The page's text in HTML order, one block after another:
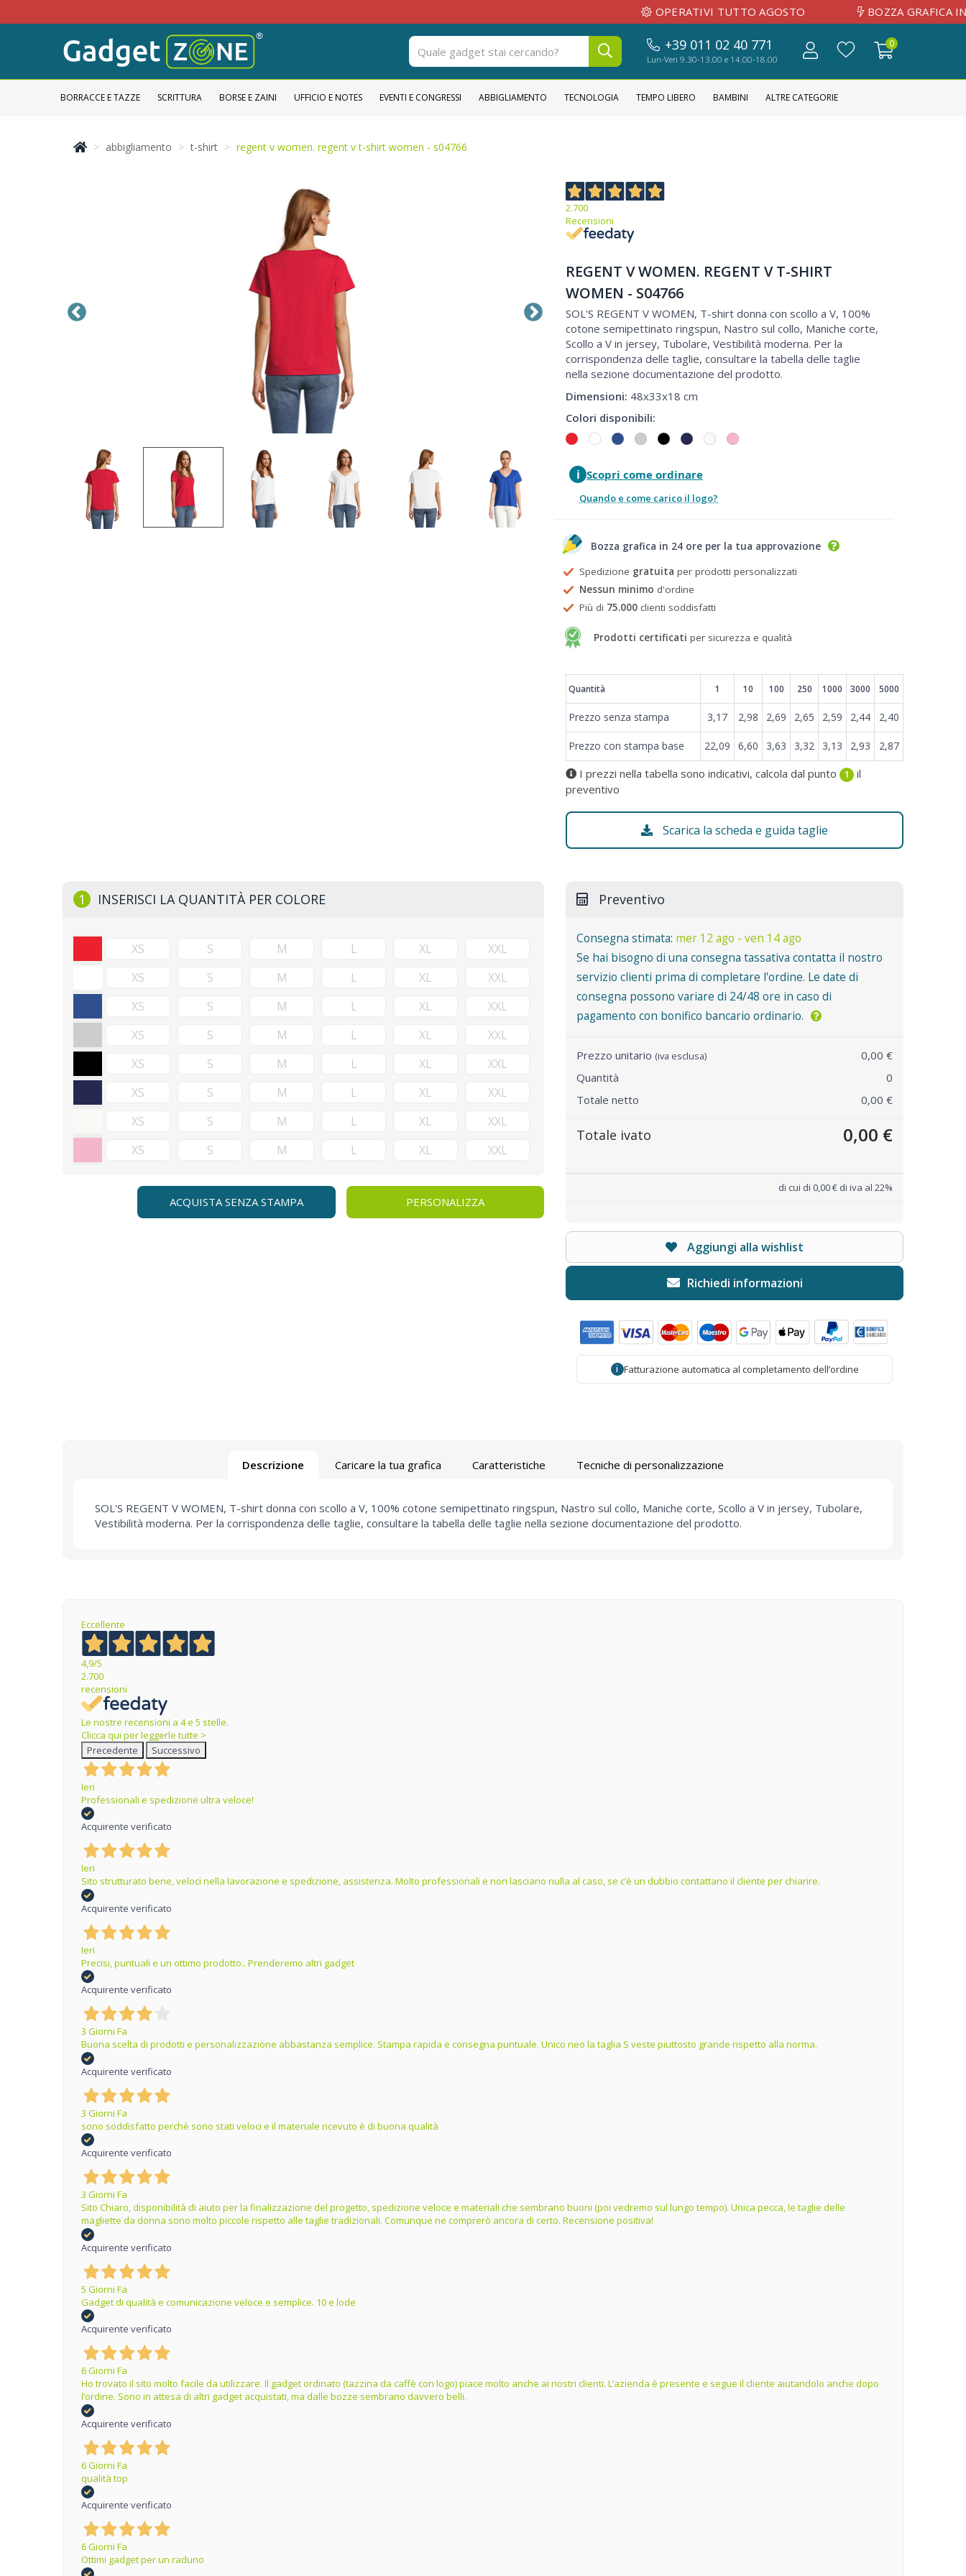
OPERATIVI TUTTO AGOSTO BOZZA GRAFICA INVIATA
+39 011 02 40 771
Lun-Ven 9.30-13.00 e 14.00-18.00
0
BORRACCE E TAZZE SCRITTURA BORSE E ZAINI UFFICIO E NOTES EVENTI E CONGRESSI ABBIGLIAMENTO TECNOLOGIA TEMPO LIBERO BAMBINI ALTRE CATEGORIE
abbigliamento t-shirt regent v women. regent v t-shirt women - s04766
2.700
Recensioni
REGENT V WOMEN. REGENT V T-SHIRT
WOMEN - S04766
SOL'S REGENT V WOMEN, T-shirt donna con scollo a V, 100%
cotone semipettinato ringspun, Nastro sul collo, Maniche corte,
Scollo a V in jersey, Tubolare, Vestibilità moderna. Per la
corrispondenza delle taglie, consultare la tabella delle taglie
nella sezione documentazione del prodotto.
Dimensioni: 48x33x18 cm
Colori disponibili:
i Scopri come ordinare
Quando e come carico il logo?
Bozza grafica in 24 ore per la tua approvazione
Spedizione gratuita per prodotti personalizzati
Nessun minimo d'ordine
Più di 75.000 clienti soddisfatti
Prodotti certificati per sicurezza e qualità
Prezzi
Quantità 1 10 100 250 1000 3000 5000
Prezzo senza stampa 3,17 2,98 2,69 2,65 2,59 2,44 2,40
Prezzo con stampa base 22,09 6,60 3,63 3,32 3,13 2,93 2,87
I prezzi nella tabella sono indicativi, calcola dal punto 1
il
preventivo
Scarica la scheda e guida taglie
1 INSERISCI LA QUANTITÀ PER COLORE
PERSONALIZZA
ACQUISTA SENZA STAMPA
Preventivo
Consegna stimata: mer 12 ago - ven 14 ago
Se hai bisogno di una consegna tassativa contatta il nostro
servizio clienti prima di completare l'ordine. Le date di
consegna possono variare di 24/48 ore in caso di
pagamento con bonifico bancario ordinario.
Prezzo unitario (iva esclusa)
0,00 €
Quantità
0
Totale netto
0,00 €
Totale ivato 0,00 €
di cui di 0,00 € di iva al 22%
Aggiungi alla wishlist
i Fatturazione automatica al completamento dell’ordine
Descrizione Caricare la tua grafica Caratteristiche Tecniche di personalizzazione
SOL'S REGENT V WOMEN, T-shirt donna con scollo a V, 100% cotone semipettinato ringspun, Nastro sul collo, Maniche corte, Scollo a V in jersey, Tubolare,
Vestibilità moderna. Per la corrispondenza delle taglie, consultare la tabella delle taglie nella sezione documentazione del prodotto.
Eccellente
4,9/5
2.700
recensioni
Le nostre recensioni a 4 e 5 stelle.
Clicca qui per leggerle tutte >
Precedente
Successivo
Ieri
Professionali e spedizione ultra veloce!
Acquirente verificato
Ieri
Sito strutturato bene, veloci nella lavorazione e spedizione, assistenza. Molto professionali e non lasciano nulla al caso, se c’è un dubbio contattano il cliente per chiarire.
Acquirente verificato
Ieri
Precisi, puntuali e un ottimo prodotto.. Prenderemo altri gadget
Acquirente verificato
3 Giorni Fa
Buona scelta di prodotti e personalizzazione abbastanza semplice. Stampa rapida e consegna puntuale. Unico neo la taglia S veste piuttosto grande rispetto alla norma.
Acquirente verificato
3 Giorni Fa
sono soddisfatto perchè sono stati veloci e il materiale ricevuto è di buona qualità
Acquirente verificato
3 Giorni Fa
Sito Chiaro, disponibilità di aiuto per la finalizzazione del progetto, spedizione veloce e materiali che sembrano buoni (poi vedremo sul lungo tempo). Unica pecca, le taglie delle
magliette da donna sono molto piccole rispetto alle taglie tradizionali. Comunque ne comprerò ancora di certo. Recensione positiva!
Acquirente verificato
5 Giorni Fa
Gadget di qualità e comunicazione veloce e semplice. 10 e lode
Acquirente verificato
6 Giorni Fa
Ho trovato il sito molto facile da utilizzare. Il gadget ordinato (tazzina da caffè con logo) piace molto anche ai nostri clienti. L’azienda è presente e segue il cliente aiutandolo anche dopo
l’ordine. Sono in attesa di altri gadget acquistati, ma dalle bozze sembrano davvero belli.
Acquirente verificato
6 Giorni Fa
qualità top
Acquirente verificato
6 Giorni Fa
Ottimi gadget per un raduno